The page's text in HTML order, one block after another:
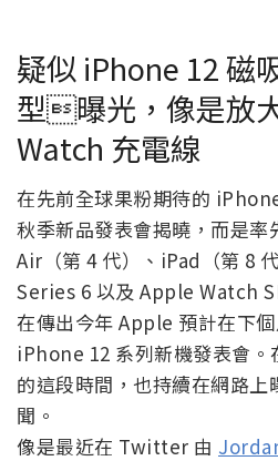
疑似 iPhone 12 磁
型曝光，像是放
Watch 充電線
在先前全球果粉期待的
秋季新品發表會揭曉，而是率
Air（第 4 代）、iPad（第 8
Series 6 以及 Apple Watch
在傳出今年 Apple 預計在下
iPhone 12 系列新機發表會。
的這段時間，也持續在網路上
聞。
像是最近在 Twitter 由